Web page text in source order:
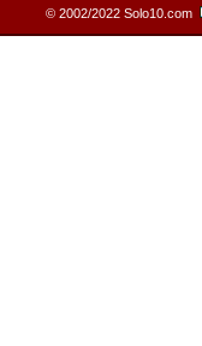
© 2002/2022 Solo10.com